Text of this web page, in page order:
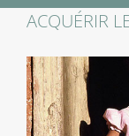
ACQUÉRIR